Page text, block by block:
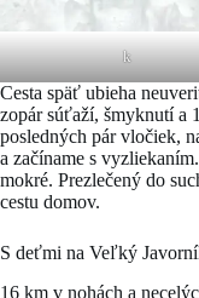
k
Cesta späť ubieha
zopár súťaží, šmyknutí a
posledných pár vločiek,
a začíname s
mokré. Prezlečený do
cestu domov.
S deťmi na Veľký
16 km v nohách a